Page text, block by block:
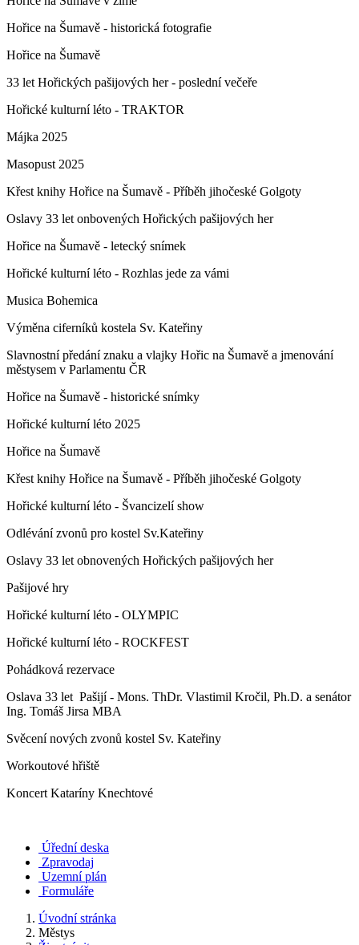
Hořice na Šumavě - historická fotografie
Hořice na Šumavě
33 let Hořických pašijových her - poslední večeře
Hořické kulturní léto - TRAKTOR
Májka 2025
Masopust 2025
Křest knihy Hořice na Šumavě - Příběh jihočeské Golgoty
Oslavy 33 let onbovených Hořických pašijových her
Hořice na Šumavě - letecký snímek
Hořické kulturní léto - Rozhlas jede za vámi
Musica Bohemica
Výměna ciferníků kostela Sv. Kateřiny
Slavnostní předání znaku a vlajky Hořic na Šumavě a jmenování
městysem v Parlamentu ČR
Hořice na Šumavě - historické snímky
Hořické kulturní léto 2025
Hořice na Šumavě
Křest knihy Hořice na Šumavě - Příběh jihočeské Golgoty
Hořické kulturní léto - Švancizelí show
Odlévání zvonů pro kostel Sv.Kateřiny
Oslavy 33 let obnovených Hořických pašijových her
Pašijové hry
Hořické kulturní léto - OLYMPIC
Hořické kulturní léto - ROCKFEST
Pohádková rezervace
Oslava 33 let Pašijí - Mons. ThDr. Vlastimil Kročil, Ph.D. a senátor
Ing. Tomáš Jirsa MBA
Svěcení nových zvonů kostel Sv. Kateřiny
Workoutové hřiště
Koncert Kataríny Knechtové
Úřední deska
Zpravodaj
Uzemní plán
Formuláře
Úvodní stránka
Městys